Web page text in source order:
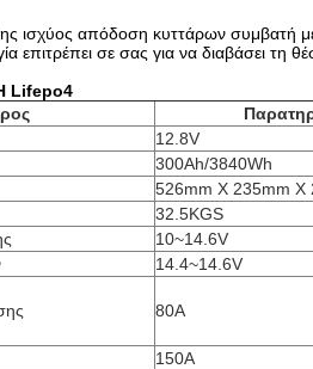
ισχύος απόδοση κυττάρων συμβατή
επιτρέπει σε σας για να διαβάσει τη
Lifepo4
12.8V
300Ah/3840Wh
526mm X 235mm Χ
32.5KGS
10~14.6V
14.4~14.6V
80A
150A